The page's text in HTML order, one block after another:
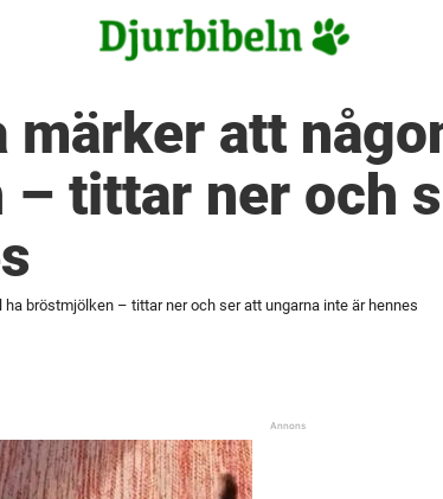
märker att
tittar ner och
bröstmjölken – tittar ner och ser att ungarna inte är hennes